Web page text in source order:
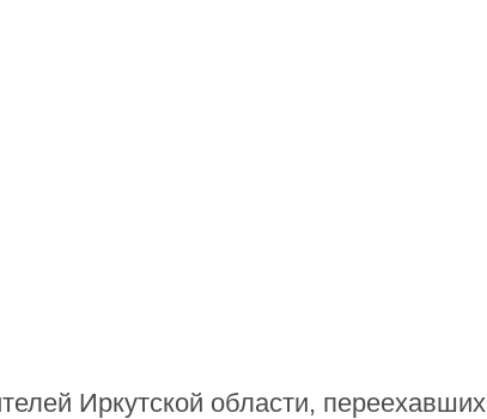
Иркутской области, переехавших